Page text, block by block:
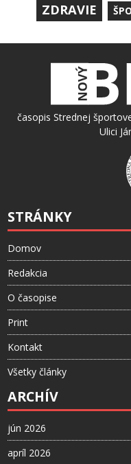
ZDRAVIE
časopis Strednej
Ulici
STRÁNKY
Domov
Redakcia
O časopise
Print
Kontakt
Všetky články
ARCHÍV
jún 2026
apríl 2026